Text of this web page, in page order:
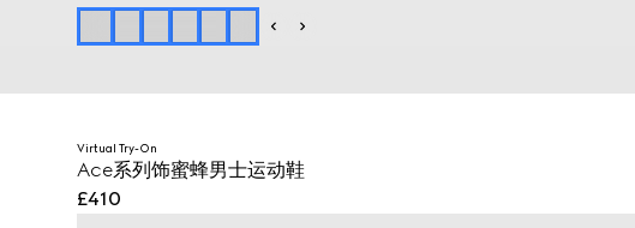
Virtual Try-On
Ace系列饰蜜蜂男士运动鞋
£410